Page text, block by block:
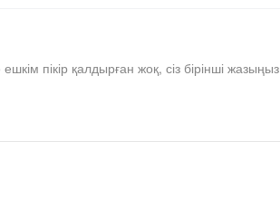
ешкім пікір қалдырған жоқ, сіз бірінші жазыңыз